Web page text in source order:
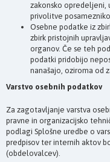
zakonsko opredeljeni,
privolitve
Osebne podatke iz
zbirk pristojnih
organov. Če se teh
podatki pridobijo
nanašajo, oziroma od
Varstvo osebnih podatkov
Za zagotavljanje varstva
pravne in organizacijsko
podlagi Splošne uredbe o
predpisov ter internih aktov
(obdelovalcev).